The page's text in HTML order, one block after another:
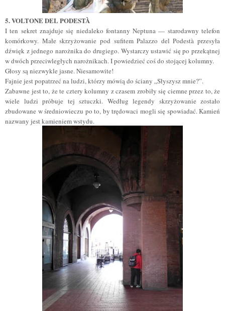
5.VOLTONE DEL PODESTÀ
I ten sekret znajduje się niedaleko fontanny Neptuna — starodawny telefon
komórkowy. Małe skrzyżowanie pod sufitem Palazzo del Podestà przesyła
dźwięk z jednego narożnika do drugiego. Wystarczy ustawić się po przekątnej
w dwóch przeciwległych narożnikach. I powiedzieć coś do stojącej kolumny.
Głosy są niezwykle jasne. Niesamowite!
Fajnie jest popatrzeć na ludzi, którzy mówią do ściany „Słyszysz mnie?”.
Zabawne jest to, że te cztery kolumny z czasem zrobiły się ciemne przez to, że
wiele ludzi próbuje tej sztuczki. Według legendy skrzyżowanie zostało
zbudowane w średniowieczu po to, by trędowaci mogli się spowiadać. Kamień
nazwany jest kamieniem wstydu.